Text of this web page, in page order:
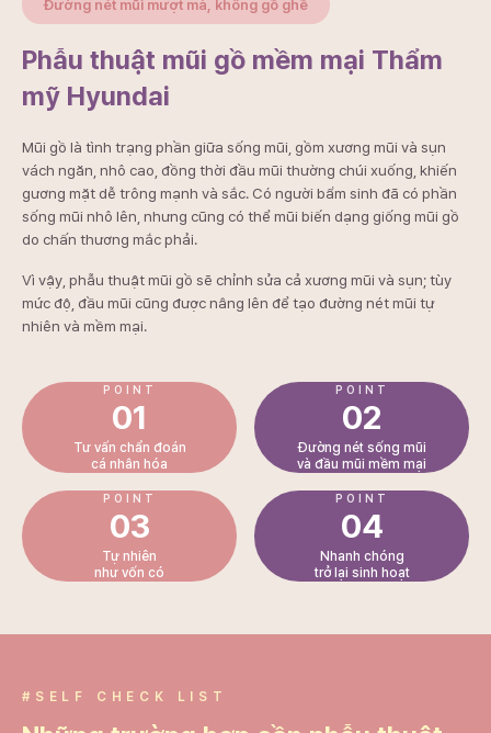
Đường nét mũi mượt mà, không gồ ghề
Phẫu thuật mũi gồ mềm mại Thẩm
mỹ Hyundai
Mũi gồ là tình trạng phần giữa sống mũi, gồm xương mũi và sụn
vách ngăn, nhô cao, đồng thời đầu mũi thường chúi xuống, khiến
gương mặt dễ trông mạnh và sắc. Có người bẩm sinh đã có phần
sống mũi nhô lên, nhưng cũng có thể mũi biến dạng giống mũi gồ
do chấn thương mắc phải.
Vì vậy, phẫu thuật mũi gồ sẽ chỉnh sửa cả xương mũi và sụn; tùy
mức độ, đầu mũi cũng được nâng lên để tạo đường nét mũi tự
nhiên và mềm mại.
POINT
01
Tư vấn chẩn đoán
cá nhân hóa
POINT
02
Đường nét sống mũi
và đầu mũi mềm mại
POINT
03
Tự nhiên
như vốn có
POINT
04
Nhanh chóng
trở lại sinh hoạt
#SELF CHECK LIST